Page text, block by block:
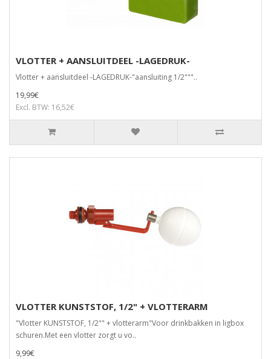
VLOTTER + AANSLUITDEEL -LAGEDRUK-
Vlotter + aansluitdeel -LAGEDRUK-"aansluiting 1/2"""..
19,99€
Excl. BTW: 16,52€
VLOTTER KUNSTSTOF, 1/2" + VLOTTERARM
"Vlotter KUNSTSTOF, 1/2"" + vlotterarm"Voor drinkbakken in ligbox
schuren.Met een vlotter zorgt u vo..
9,99€